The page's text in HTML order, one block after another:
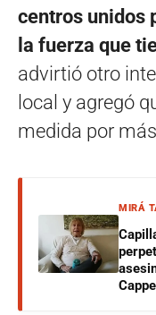
centros unidos
la fuerza que
advirtió otro
local y agregó
medida por
MIRÁ